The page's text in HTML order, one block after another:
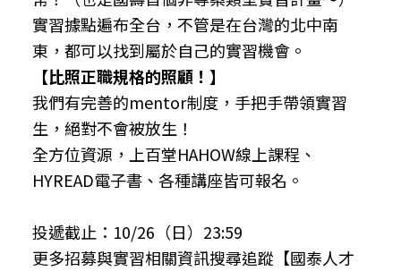
實習據點遍布全台，不管是在台灣的北中南
東，都可以找到屬於自己的實習機會。
【比照正職規格的照顧！】
我們有完善的mentor制度，手把手帶領實習
生，絕對不會被放生！
全方位資源，上百堂HAHOW線上課程、
HYREAD電子書、各種講座皆可報名。
投遞截止：10/26（日）23:59
更多招募與實習相關資訊搜尋追蹤【國泰人才